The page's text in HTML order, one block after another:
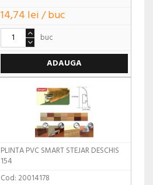
14,74 lei / buc
buc
ADAUGA
PLINTA PVC SMART STEJAR DESCHIS
154
Cod: 20014178